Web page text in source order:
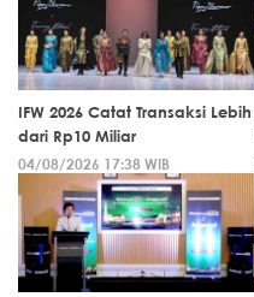
IFW 2026 Catat Transaksi Lebih
dari Rp10 Miliar
04/08/2026 17:38 WIB